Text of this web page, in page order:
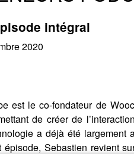
intégral
2020
est le co-fondateur de
de créer de
a déjà été largement
épisode, Sebastien revient